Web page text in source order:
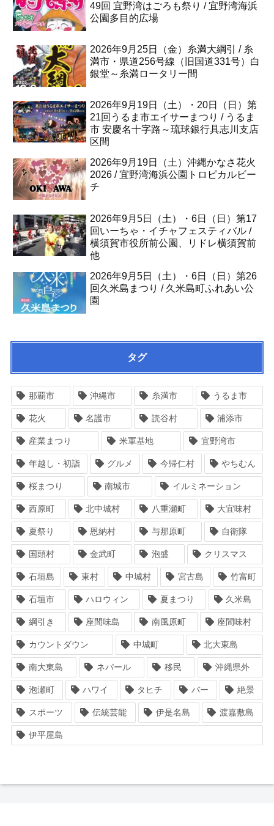
49回 宜野湾はごろも祭り / 宜野湾海浜
公園多目的広場
2026年9月25日（金）糸満大綱引 / 糸
満市・県道256号線（旧国道331号）白
銀堂～糸満ロータリー間
2026年9月19日（土）・20日（日）第
21回うるま市エイサーまつり / うるま
市 安慶名十字路～琉球銀行具志川支店
区間
2026年9月19日（土）沖縄かなさ花火
2026 / 宜野湾海浜公園トロピカルビー
チ
2026年9月5日（土）・6日（日）第17
回いーちゃ・イチャフェスティバル /
横須賀市役所前公園、リドレ横須賀前
他
2026年9月5日（土）・6日（日）第26
回久米島まつり / 久米島町ふれあい公
園
タグ
那覇市 沖縄市 糸満市 うるま市
花火 名護市 読谷村 浦添市
産業まつり 米軍基地 宜野湾市
年越し・初詣 グルメ 今帰仁村 やちむん
桜まつり 南城市 イルミネーション
西原町 北中城村 八重瀬町 大宜味村
夏祭り 恩納村 与那原町 自衛隊
国頭村 金武町 泡盛 クリスマス
石垣島 東村 中城村 宮古島 竹富町
石垣市 ハロウィン 夏まつり 久米島
綱引き 座間味島 南風原町 座間味村
カウントダウン 中城町 北大東島
南大東島 ネパール 移民 沖縄県外
泡瀬町 ハワイ タヒチ バー 絶景
スポーツ 伝統芸能 伊是名島 渡嘉敷島
伊平屋島